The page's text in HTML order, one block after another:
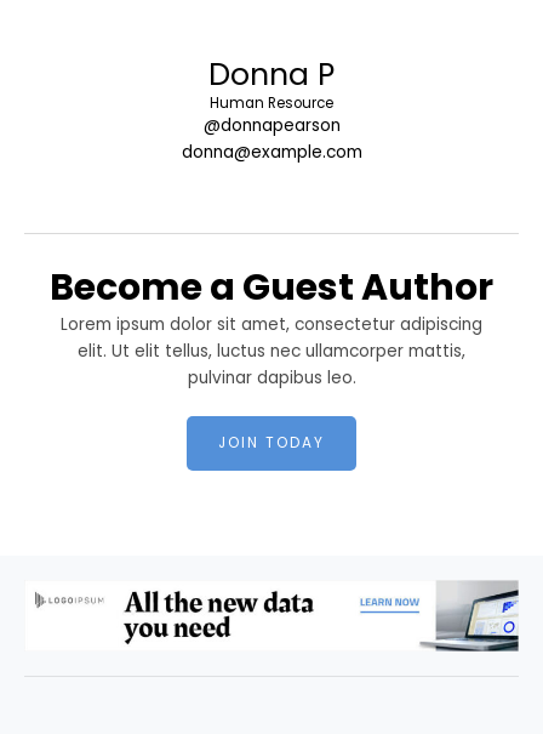
Donna P
Human Resource
@donnapearson
donna@example.com
Become a Guest Author
Lorem ipsum dolor sit amet, consectetur adipiscing
elit. Ut elit tellus, luctus nec ullamcorper mattis,
pulvinar dapibus leo.
JOIN TODAY